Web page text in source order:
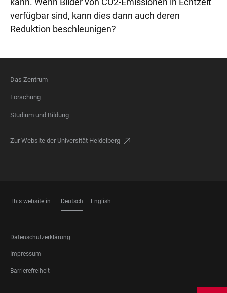
verfügbar sind, kann dies dann auch deren
Reduktion beschleunigen?
FOOTER
Das Zentrum
Forschung
Studium und Bildung
Zur Website der Universität Heidelberg
This website in Deutsch English
FOOTER
LEGAL
Datenschutzerklärung
Impressum
Barrierefreiheit